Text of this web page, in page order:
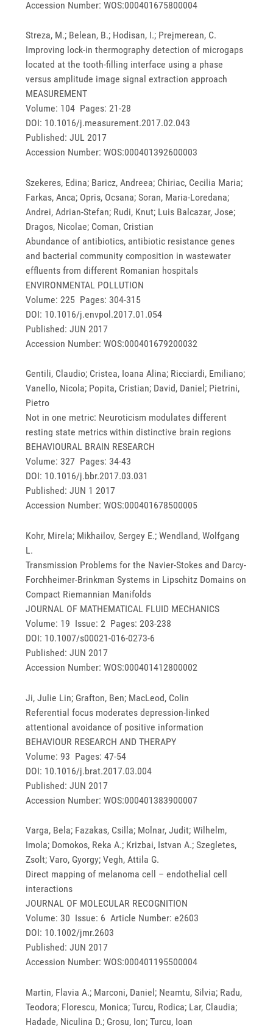
Accession Number: WOS:000401675800004
Streza, M.; Belean, B.; Hodisan, I.; Prejmerean, C.
Improving lock-in thermography detection of microgaps
located at the tooth-filling interface using a phase
versus amplitude image signal extraction approach
MEASUREMENT
Volume: 104 Pages: 21-28
DOI: 10.1016/j.measurement.2017.02.043
Published: JUL 2017
Accession Number: WOS:000401392600003
Szekeres, Edina; Baricz, Andreea; Chiriac, Cecilia Maria;
Farkas, Anca; Opris, Ocsana; Soran, Maria-Loredana;
Andrei, Adrian-Stefan; Rudi, Knut; Luis Balcazar, Jose;
Dragos, Nicolae; Coman, Cristian
Abundance of antibiotics, antibiotic resistance genes
and bacterial community composition in wastewater
effluents from different Romanian hospitals
ENVIRONMENTAL POLLUTION
Volume: 225 Pages: 304-315
DOI: 10.1016/j.envpol.2017.01.054
Published: JUN 2017
Accession Number: WOS:000401679200032
Gentili, Claudio; Cristea, Ioana Alina; Ricciardi, Emiliano;
Vanello, Nicola; Popita, Cristian; David, Daniel; Pietrini,
Pietro
Not in one metric: Neuroticism modulates different
resting state metrics within distinctive brain regions
BEHAVIOURAL BRAIN RESEARCH
Volume: 327 Pages: 34-43
DOI: 10.1016/j.bbr.2017.03.031
Published: JUN 1 2017
Accession Number: WOS:000401678500005
Kohr, Mirela; Mikhailov, Sergey E.; Wendland, Wolfgang
L.
Transmission Problems for the Navier-Stokes and Darcy-
Forchheimer-Brinkman Systems in Lipschitz Domains on
Compact Riemannian Manifolds
JOURNAL OF MATHEMATICAL FLUID MECHANICS
Volume: 19 Issue: 2 Pages: 203-238
DOI: 10.1007/s00021-016-0273-6
Published: JUN 2017
Accession Number: WOS:000401412800002
Ji, Julie Lin; Grafton, Ben; MacLeod, Colin
Referential focus moderates depression-linked
attentional avoidance of positive information
BEHAVIOUR RESEARCH AND THERAPY
Volume: 93 Pages: 47-54
DOI: 10.1016/j.brat.2017.03.004
Published: JUN 2017
Accession Number: WOS:000401383900007
Varga, Bela; Fazakas, Csilla; Molnar, Judit; Wilhelm,
Imola; Domokos, Reka A.; Krizbai, Istvan A.; Szegletes,
Zsolt; Varo, Gyorgy; Vegh, Attila G.
Direct mapping of melanoma cell – endothelial cell
interactions
JOURNAL OF MOLECULAR RECOGNITION
Volume: 30 Issue: 6 Article Number: e2603
DOI: 10.1002/jmr.2603
Published: JUN 2017
Accession Number: WOS:000401195500004
Martin, Flavia A.; Marconi, Daniel; Neamtu, Silvia; Radu,
Teodora; Florescu, Monica; Turcu, Rodica; Lar, Claudia;
Hadade, Niculina D.; Grosu, Ion; Turcu, Ioan